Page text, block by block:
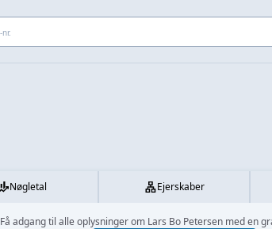
Nøgletal Ejerskaber
Få adgang til alle oplysninger om Lars Bo Petersen med en